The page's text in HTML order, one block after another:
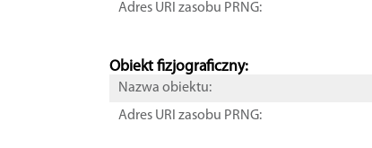
Adres URI zasobu PRNG:
Obiekt fizjograficzny:
Nazwa obiektu:
Adres URI zasobu PRNG: